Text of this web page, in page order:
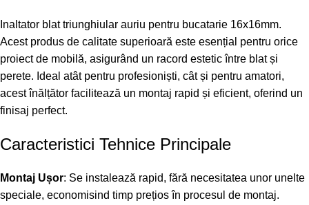
Inaltator blat triunghiular auriu pentru bucatarie 16x16mm.
Acest produs de calitate superioară este esențial pentru orice
proiect de mobilă, asigurând un racord estetic între blat și
perete. Ideal atât pentru profesioniști, cât și pentru amatori,
acest înălțător facilitează un montaj rapid și eficient, oferind un
finisaj perfect.
Caracteristici Tehnice Principale
Montaj Ușor: Se instalează rapid, fără necesitatea unor unelte
speciale, economisind timp prețios în procesul de montaj.